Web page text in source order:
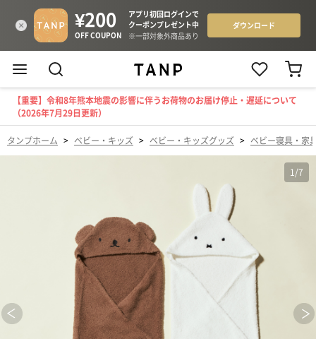
【重要】令和8年熊本地震の影響に伴うお荷物のお届け停止・遅延について
（2026年7月29日更新）
タンプホーム > ベビー・キッズ > ベビー・キッズグッズ > ベビー寝具・家
1 /7